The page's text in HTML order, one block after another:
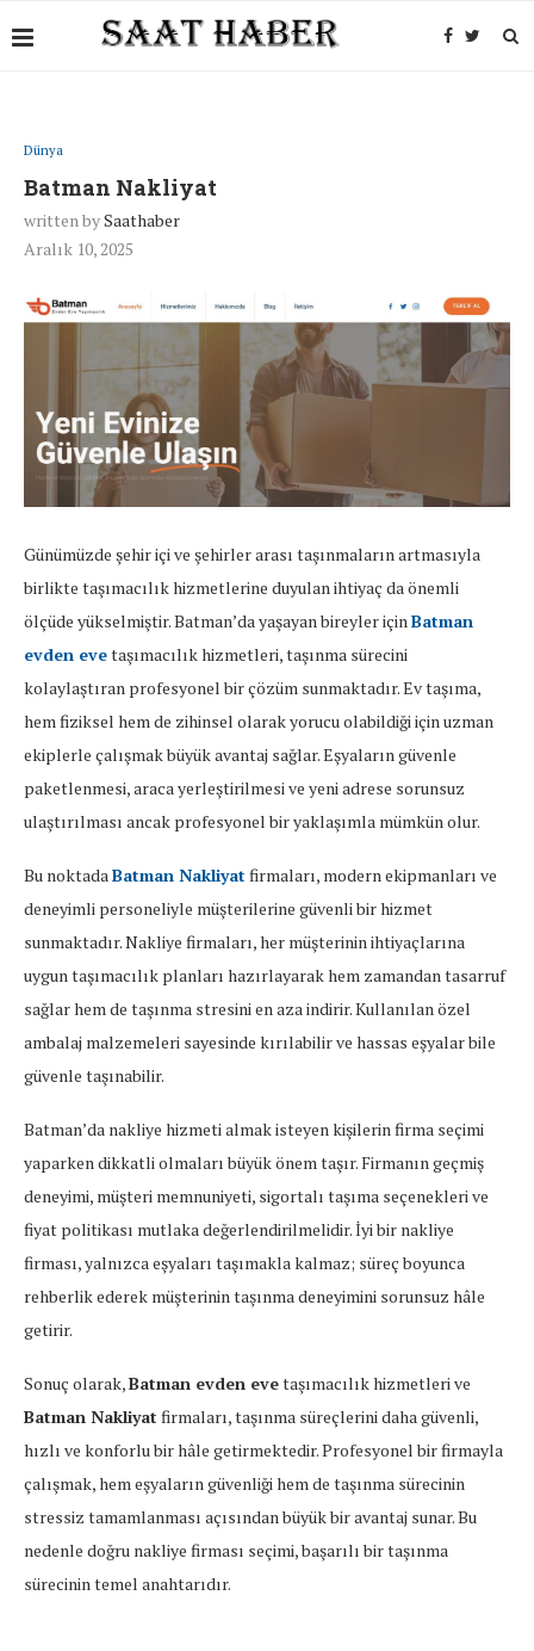
Dünya
Batman Nakliyat
written bySaathaber
Aralık 10, 2025
Günümüzde şehir içi ve şehirler arası taşınmaların artmasıyla
birlikte taşımacılık hizmetlerine duyulan ihtiyaç da önemli
ölçüde yükselmiştir. Batman’da yaşayan bireyler içinBatman
evden evetaşımacılık hizmetleri, taşınma sürecini
kolaylaştıran profesyonel bir çözüm sunmaktadır. Ev taşıma,
hem fiziksel hem de zihinsel olarak yorucu olabildiği için uzman
ekiplerle çalışmak büyük avantaj sağlar. Eşyaların güvenle
paketlenmesi, araca yerleştirilmesi ve yeni adrese sorunsuz
ulaştırılması ancak profesyonel bir yaklaşımla mümkün olur.
Bu noktadaBatman Nakliyatfirmaları, modern ekipmanları ve
deneyimli personeliyle müşterilerine güvenli bir hizmet
sunmaktadır. Nakliye firmaları, her müşterinin ihtiyaçlarına
uygun taşımacılık planları hazırlayarak hem zamandan tasarruf
sağlar hem de taşınma stresini en aza indirir. Kullanılan özel
ambalaj malzemeleri sayesinde kırılabilir ve hassas eşyalar bile
güvenle taşınabilir.
Batman’da nakliye hizmeti almak isteyen kişilerin firma seçimi
yaparken dikkatli olmaları büyük önem taşır. Firmanın geçmiş
deneyimi, müşteri memnuniyeti, sigortalı taşıma seçenekleri ve
fiyat politikası mutlaka değerlendirilmelidir. İyi bir nakliye
firması, yalnızca eşyaları taşımakla kalmaz; süreç boyunca
rehberlik ederek müşterinin taşınma deneyimini sorunsuz hâle
getirir.
Sonuç olarak,Batman evden evetaşımacılık hizmetleri ve
Batman Nakliyat firmaları, taşınma süreçlerini daha güvenli,
hızlı ve konforlu bir hâle getirmektedir. Profesyonel bir firmayla
çalışmak, hem eşyaların güvenliği hem de taşınma sürecinin
stressiz tamamlanması açısından büyük bir avantaj sunar. Bu
nedenle doğru nakliye firması seçimi, başarılı bir taşınma
sürecinin temel anahtarıdır.